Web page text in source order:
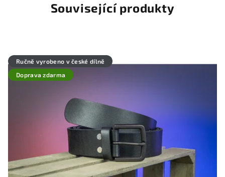
Související produkty
Ručně vyrobeno v české dílně
Doprava zdarma